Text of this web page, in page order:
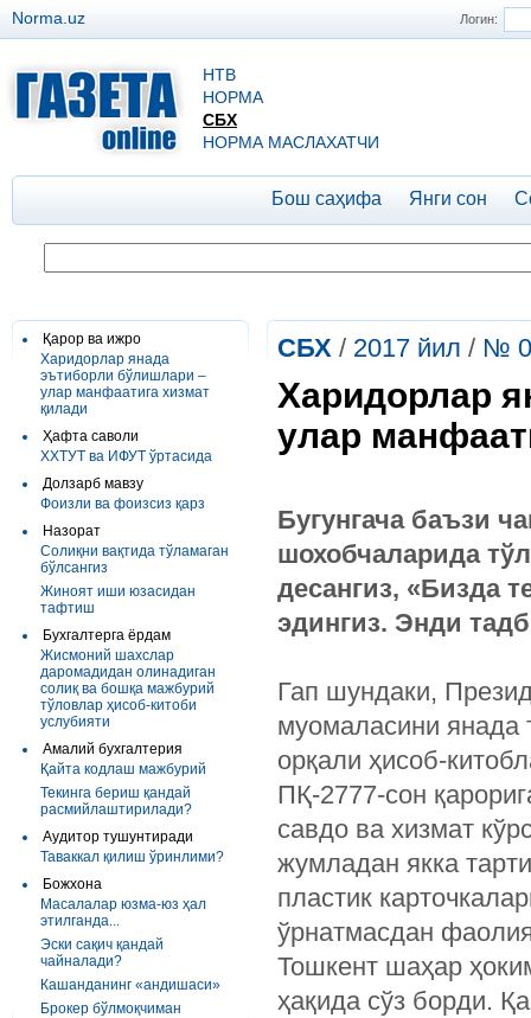
Логин:
Norma.uz
НТВ
НОРМА
СБХ
НОРМА МАСЛАХАТЧИ
Бош саҳифа Янги сон
Қарор ва ижро
Харидорлар янада
эътиборли бўлишлари –
улар манфаатига хизмат
қилади
Ҳафта саволи
ХХТУТ ва ИФУТ ўртасида
Долзарб мавзу
Фоизли ва фоизсиз қарз
Назорат
Солиқни вақтида тўламаган
бўлсангиз
Жиноят иши юзасидан
тафтиш
Бухгалтерга ёрдам
Жисмоний шахслар
даромадидан олинадиган
солиқ ва бошқа мажбурий
тўловлар ҳисоб-китоби
услубияти
Амалий бухгалтерия
Қайта кодлаш мажбурий
Текинга бериш қандай
расмийлаштирилади?
Аудитор тушунтиради
Таваккал қилиш ўринлими?
Божхона
Масалалар юзма-юз ҳал
этилганда...
Эски сақич қандай
чайналади?
Кашанданинг «андишаси»
Брокер бўлмоқчиман
СБХ / 2017 йил / №
Харидорлар
улар
Бугунгача баъзи
шохобчаларида
десангиз, «Бизда
эдингиз. Энди
Гап шундаки,
муомаласини янада
орқали ҳисоб-
ПҚ-2777-сон
савдо ва хизмат
жумладан якка
пластик
ўрнатмасдан
Тошкент шаҳар
ҳақида сўз борди.